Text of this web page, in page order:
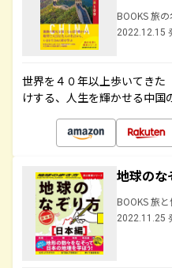
BOOKS 旅
2022.12.15
世界を４０年以上歩いてきた
けする、人生を輝かせる中国
地球の
BOOKS 旅
2022.11.25